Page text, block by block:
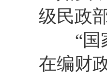
级民政
“
在编财